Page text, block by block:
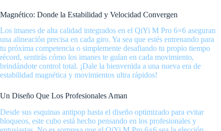
Magnético: Donde la Estabilidad y Velocidad Convergen
Los imanes de alta calidad integrados en el QiYi M Pro 6×6 aseguran
una alineación precisa en cada giro. Ya sea que estés entrenando para
tu próxima competencia o simplemente desafiando tu propio tiempo
récord, sentirás cómo los imanes te guían en cada movimiento,
brindándote control total. ¡Dale la bienvenida a una nueva era de
estabilidad magnética y movimientos ultra rápidos!
Un Diseño Que Los Profesionales Aman
Desde sus esquinas antipop hasta el diseño optimizado para evitar
bloqueos, este cubo está hecho pensando en los profesionales y